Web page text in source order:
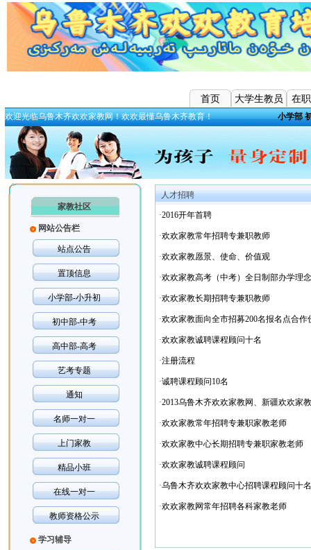
首页 大学生教员 在
欢迎光临乌鲁木齐欢欢家教网！欢欢最懂乌鲁木齐教育！ 小学部
家教社区
网站公告栏
站点公告
置顶信息
小学部-小升初
初中部-中考
高中部-高考
艺考专题
通知
名师一对一
上门家教
精品小班
在线一对一
教师资格公示
学习辅导
人才招聘
·2016开年首聘
·欢欢家教常年招聘专兼职教师
·欢欢家教愿景、使命、价值观
·欢欢家教高考（中考）全日制部办学理念
·欢欢家教长期招聘专兼职教师
·欢欢家教面向全市招募200名报名点合作
·欢欢家教诚聘课程顾问十名
·注册流程
·诚聘课程顾问10名
·2013乌鲁木齐欢欢家教网、新疆欢欢家
·欢欢家教常年招聘专兼职家教老师
·欢欢家教中心长期招聘专兼职家教老师
·欢欢家教诚聘课程顾问
·乌鲁木齐欢欢家教中心招聘课程顾问十名
·欢欢家教网常年招聘各科家教老师